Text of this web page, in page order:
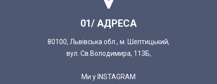
01/ АДРЕСА
80100, Львівська обл., м. Шептицький,
вул. Св.Володимира, 113Б,
Ми у INSTAGRAM